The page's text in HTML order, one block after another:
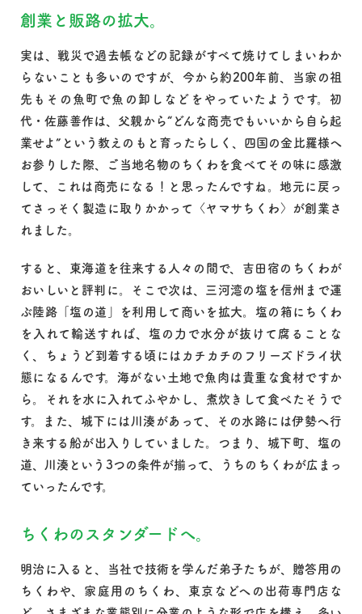
創業と販路の拡大。
実は、戦災で過去帳などの記録がすべて焼けてしまいわか
らないことも多いのですが、今から約200年前、当家の祖
先もその魚町で魚の卸しなどをやっていたようです。初
代・佐藤善作は、父親から“どんな商売でもいいから自ら起
業せよ”という教えのもと育ったらしく、四国の金比羅様へ
お参りした際、ご当地名物のちくわを食べてその味に感激
して、これは商売になる！と思ったんですね。地元に戻っ
てさっそく製造に取りかかって〈ヤマサちくわ〉が創業さ
れました。
すると、東海道を往来する人々の間で、吉田宿のちくわが
おいしいと評判に。そこで次は、三河湾の塩を信州まで運
ぶ陸路「塩の道」を利用して商いを拡大。塩の箱にちくわ
を入れて輸送すれば、塩の力で水分が抜けて腐ることな
く、ちょうど到着する頃にはカチカチのフリーズドライ状
態になるんです。海がない土地で魚肉は貴重な食材ですか
ら。それを水に入れてふやかし、煮炊きして食べたそうで
す。また、城下には川湊があって、その水路には伊勢へ行
き来する船が出入りしていました。つまり、城下町、塩の
道、川湊という3つの条件が揃って、うちのちくわが広まっ
ていったんです。
ちくわのスタンダードへ。
明治に入ると、当社で技術を学んだ弟子たちが、贈答用の
ちくわや、家庭用のちくわ、東京などへの出荷専門店な